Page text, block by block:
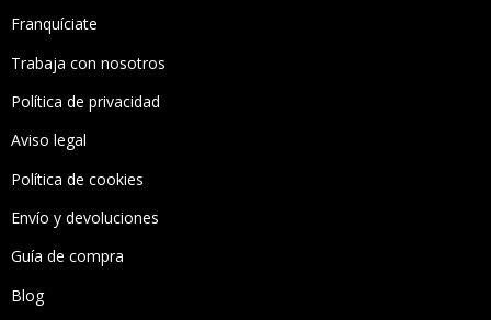
Franquíciate
Trabaja con nosotros
Política de privacidad
Aviso legal
Política de cookies
Envío y devoluciones
Guía de compra
Blog